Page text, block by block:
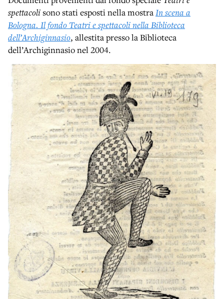
spettacoli sono stati esposti nella mostraIn scena a
Bologna. Il fondo Teatri e spettacoli nella Biblioteca
dell’Archiginnasio, allestita presso la Biblioteca
dell’Archiginnasio nel 2004.